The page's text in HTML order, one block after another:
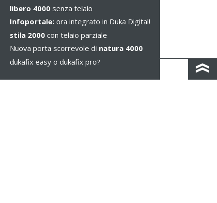
libero 4000 senza telaio
Infoportale: ora integrato in Duka Digital!
stila 2000 con telaio parziale
Nuova porta scorrevole di natura 4000
dukafix easy o dukafix pro?